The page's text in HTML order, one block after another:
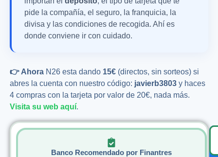
pide la compañía, el seguro, la franquicia, la
divisa y las condiciones de recogida. Ahí es
donde conviene ir con cuidado.
👉 Ahora N26 esta dando 15€ (directos, sin sorteos) si
abres la cuenta con nuestro código: javierb3803 y haces
4 compras con la tarjeta por valor de 20€, nada más.
Visita su web aquí.
Banco Recomendado por Finantres